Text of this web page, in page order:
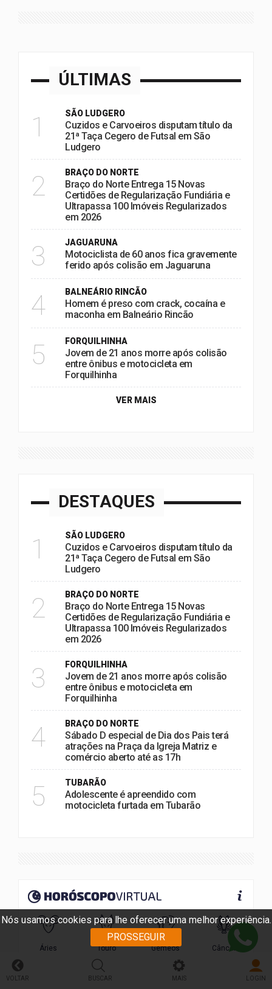
Nós usamos cookies para lhe oferecer uma melhor experiência.
PROSSEGUIR
ÚLTIMAS
1 SÃO LUDGERO
Cuzidos e Carvoeiros disputam título da
21ª Taça Cegero de Futsal em São
Ludgero
2 BRAÇO DO NORTE
Braço do Norte Entrega 15 Novas
Certidões de Regularização Fundiária e
Ultrapassa 100 Imóveis Regularizados
em 2026
3 JAGUARUNA
Motociclista de 60 anos fica gravemente
ferido após colisão em Jaguaruna
4 BALNEÁRIO RINCÃO
Homem é preso com crack, cocaína e
maconha em Balneário Rincão
5 FORQUILHINHA
Jovem de 21 anos morre após colisão
entre ônibus e motocicleta em
Forquilhinha
VER MAIS
DESTAQUES
1 SÃO LUDGERO
Cuzidos e Carvoeiros disputam título da
21ª Taça Cegero de Futsal em São
Ludgero
2 BRAÇO DO NORTE
Braço do Norte Entrega 15 Novas
Certidões de Regularização Fundiária e
Ultrapassa 100 Imóveis Regularizados
em 2026
3 FORQUILHINHA
Jovem de 21 anos morre após colisão
entre ônibus e motocicleta em
Forquilhinha
4 BRAÇO DO NORTE
Sábado D especial de Dia dos Pais terá
atrações na Praça da Igreja Matriz e
comércio aberto até as 17h
5 TUBARÃO
Adolescente é apreendido com
motocicleta furtada em Tubarão
VOLTAR BUSCAR MAIS LOGIN